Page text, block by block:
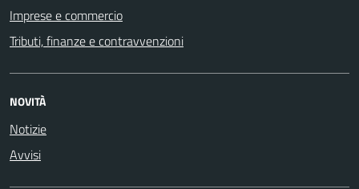
Imprese e commercio
Tributi, finanze e contravvenzioni
NOVITÀ
Notizie
Avvisi